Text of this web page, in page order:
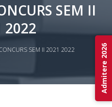
SEM II
2022
SEM II 2021 2022 Admitere 2026